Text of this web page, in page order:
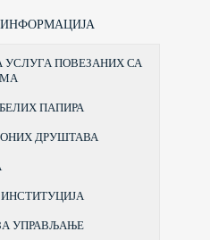
УСЛУГА ПОВЕЗАНИХ СА
ПАПИРА
ДРУШТАВА
УПРАВЉАЊЕ